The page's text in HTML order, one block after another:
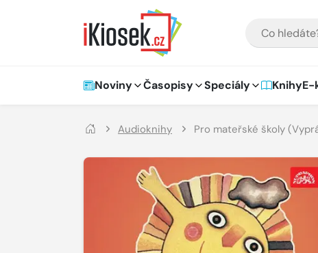
Hlavní navigace
Noviny Časopisy Speciály KnihyE-
Audioknihy Pro mateřské školy